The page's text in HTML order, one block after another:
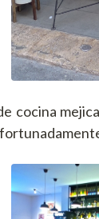
cocina